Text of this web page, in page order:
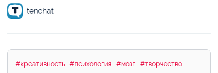
tenchat
#креативность #психология #мозг
#творчество